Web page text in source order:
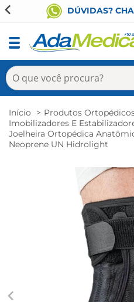
DÚVIDAS?
Início Produtos
Imobilizadores E
Joelheira Ortopédica
Neoprene UN Hidrolight